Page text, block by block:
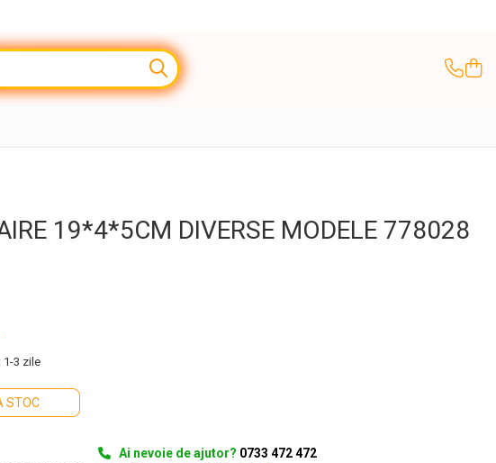
19*4*5CM DIVERSE MODELE 778028
1-3 zile
STOC
Ai nevoie de ajutor? 0733 472 472